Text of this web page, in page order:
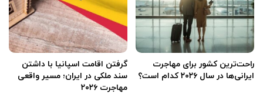
راحت‌ترین کشور برای مهاجرت
ایرانی‌ها در سال ۲۰۲۶ کدام است؟
گرفتن اقامت اسپانیا با داشتن
سند ملکی در ایران؛ مسیر واقعی
مهاجرت ۲۰۲۶